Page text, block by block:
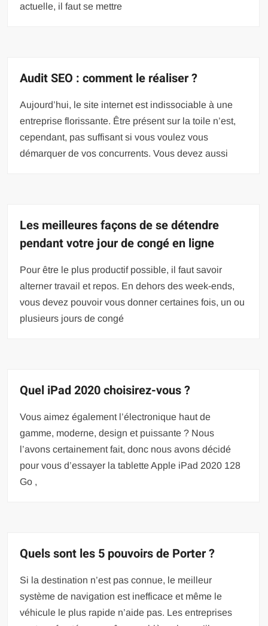
actuelle, il faut se mettre
Audit SEO : comment le réaliser ?
Aujourd’hui, le site internet est indissociable à une
entreprise florissante. Être présent sur la toile n’est,
cependant, pas suffisant si vous voulez vous
démarquer de vos concurrents. Vous devez aussi
Les meilleures façons de se détendre
pendant votre jour de congé en ligne
Pour être le plus productif possible, il faut savoir
alterner travail et repos. En dehors des week-ends,
vous devez pouvoir vous donner certaines fois, un ou
plusieurs jours de congé
Quel iPad 2020 choisirez-vous ?
Vous aimez également l’électronique haut de
gamme, moderne, design et puissante ? Nous
l’avons certainement fait, donc nous avons décidé
pour vous d’essayer la tablette Apple iPad 2020 128
Go ,
Quels sont les 5 pouvoirs de Porter ?
Si la destination n’est pas connue, le meilleur
système de navigation est inefficace et même le
véhicule le plus rapide n’aide pas. Les entreprises